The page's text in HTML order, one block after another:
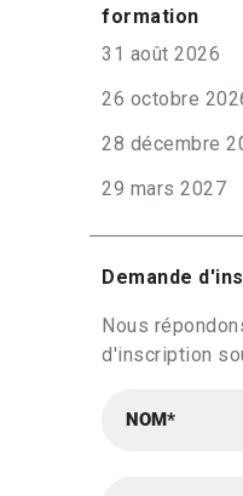
formation
31 août 2026
26 octobre
28 décembre
29 mars 2027
Demande
Nous
d'inscription